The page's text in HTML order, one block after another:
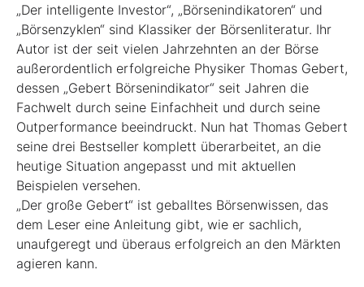
„Der intelligente Investor“, „Börsenindikatoren“ und
„Börsenzyklen“ sind Klassiker der Börsen­literatur. Ihr
Autor ist der seit vielen Jahrzehnten an der Börse
außerordentlich erfolgreiche Physiker Thomas Gebert,
dessen „Gebert Börsenindikator“ seit Jahren die
Fachwelt durch seine Einfachheit und durch seine
Outperformance beeindruckt. Nun hat Thomas Gebert
seine drei Best­seller komplett überarbeitet, an die
heutige ­Situation angepasst und mit aktuellen
Beispielen ver­sehen.
„Der große Gebert“ ist geballtes Börsenwissen, das
dem Leser eine Anleitung gibt, wie er sachlich,
unaufgeregt und überaus erfolgreich an den Märkten
agieren kann.